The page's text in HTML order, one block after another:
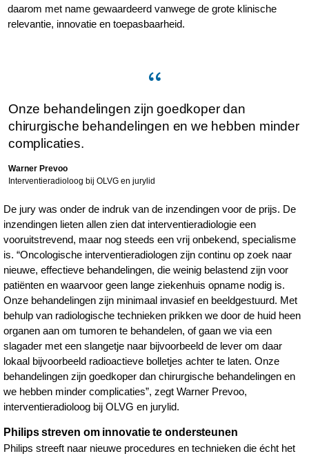
daarom met name gewaardeerd vanwege de grote klinische
relevantie, innovatie en toepasbaarheid.
Onze behandelingen zijn goedkoper dan
chirurgische behandelingen en we hebben minder
complicaties.
Warner Prevoo
Interventieradioloog bij OLVG en jurylid
De jury was onder de indruk van de inzendingen voor de prijs. De
inzendingen lieten allen zien dat interventieradiologie een
vooruitstrevend, maar nog steeds een vrij onbekend, specialisme
is. “Oncologische interventieradiologen zijn continu op zoek naar
nieuwe, effectieve behandelingen, die weinig belastend zijn voor
patiënten en waarvoor geen lange ziekenhuis opname nodig is.
Onze behandelingen zijn minimaal invasief en beeldgestuurd. Met
behulp van radiologische technieken prikken we door de huid heen
organen aan om tumoren te behandelen, of gaan we via een
slagader met een slangetje naar bijvoorbeeld de lever om daar
lokaal bijvoorbeeld radioactieve bolletjes achter te laten. Onze
behandelingen zijn goedkoper dan chirurgische behandelingen en
we hebben minder complicaties”, zegt Warner Prevoo,
interventieradioloog bij OLVG en jurylid.
Philips streven om innovatie te ondersteunen
Philips streeft naar nieuwe procedures en technieken die écht het